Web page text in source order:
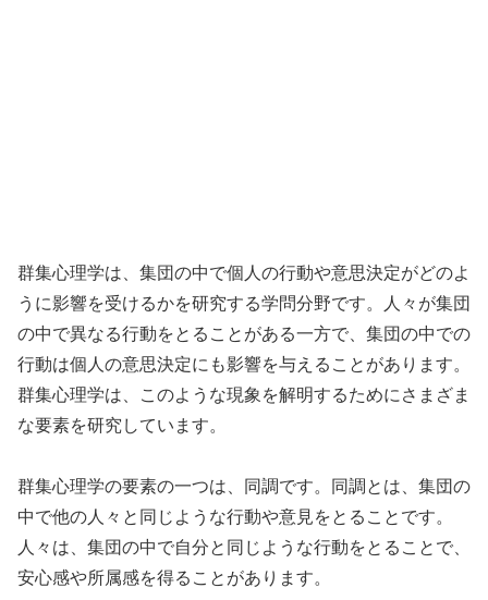
群集心理学は、集団の中で個人の行動や意思決定がどのよ
うに影響を受けるかを研究する学問分野です。人々が集団
の中で異なる行動をとることがある一方で、集団の中での
行動は個人の意思決定にも影響を与えることがあります。
群集心理学は、このような現象を解明するためにさまざま
な要素を研究しています。
群集心理学の要素の一つは、同調です。同調とは、集団の
中で他の人々と同じような行動や意見をとることです。
人々は、集団の中で自分と同じような行動をとることで、
安心感や所属感を得ることがあります。